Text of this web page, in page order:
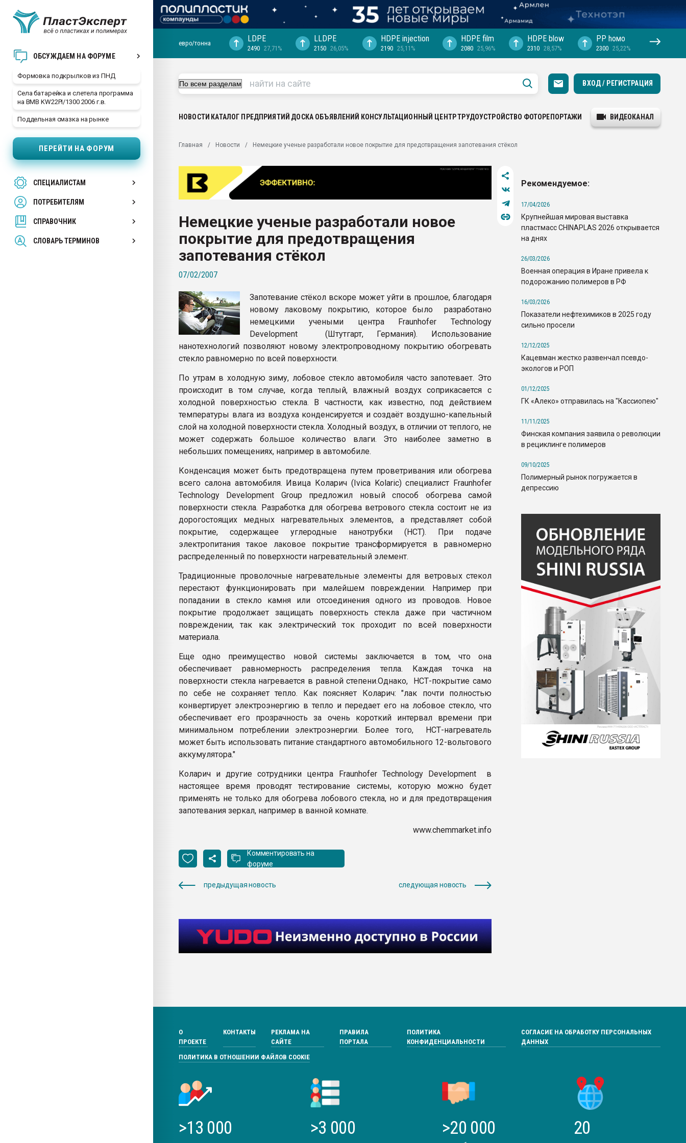
ОБСУЖДАЕМ НА ФОРУМЕ
Формовка подкрылков из ПНД
Села батарейка и слетела программа
на BMB KW22PI/1300 2006 г.в.
Поддельная смазка на рынке
ПЕРЕЙТИ НА ФОРУМ
СПЕЦИАЛИСТАМ
ПОТРЕБИТЕЛЯМ
СПРАВОЧНИК
СЛОВАРЬ ТЕРМИНОВ
29.07.2026 ФРП помог "Ижевскому
Вакуум-формовочные машины:
28.07.2026 Автоматизация выходит на
первый план в переработке
пластмасс
ситуацией на строительном рынке
Всё, что касается выдува ПЭТ
бутылок
ПЕРЕЙТИ НА ФОРУМ
евро/тонна LDPE
2490 27,71%
LLDPE
2150 26,05%
HDPE injection
2190 25,11%
HDPE film
2080 25,96%
HDPE blow
2310 28,57%
PP hомо
2300 25,22%
ВХОД / РЕГИСТРАЦИЯ
НОВОСТИ КАТАЛОГ ПРЕДПРИЯТИЙ ДОСКА ОБЪЯВЛЕНИЙ КОНСУЛЬТАЦИОННЫЙ ЦЕНТРТРУДОУСТРОЙСТВО ФОТОРЕПОРТАЖИ ВИДЕОКАНАЛ
Главная Новости Немецкие ученые разработали новое покрытие для предотвращения запотевания стёкол
Немецкие ученые разработали новое
покрытие для предотвращения
запотевания стёкол
07/02/2007
Запотевание стёкол вскоре может уйти в прошлое, благодаря
новому лаковому покрытию, которое было разработано
немецкими учеными центра Fraunhofer Technology
Development (Штутгарт, Германия). Использование
нанотехнологий позволяют новому электропроводному покрытию обогревать
стекло равномерно по всей поверхности.
По утрам в холодную зиму, лобовое стекло автомобиля часто запотевает. Это
происходит в том случае, когда теплый, влажный воздух соприкасается с
холодной поверхностью стекла. В частности, как известно, под действием
температуры влага из воздуха конденсируется и создаёт воздушно-капельный
слой на холодной поверхности стекла. Холодный воздух, в отличии от теплого, не
может содержать большое количество влаги. Это наиболее заметно в
небольших помещениях, например в автомобиле.
Конденсация может быть предотвращена путем проветривания или обогрева
всего салона автомобиля. Ивица Коларич (Ivica Kolaric) специалист Fraunhofer
Technology Development Group предложил новый способ обогрева самой
поверхности стекла. Разработка для обогрева ветрового стекла состоит не из
дорогостоящих медных нагревательных элементов, а представляет собой
покрытие, содержащее углеродные нанотрубки (НСТ). При подаче
электропитания такое лаковое покрытие трансформируется в равномерно
распределенный по поверхности нагревательный элемент.
Традиционные проволочные нагревательные элементы для ветровых стекол
перестают функционировать при малейшем повреждении. Например при
попадании в стекло камня или отсоединения одного из проводов. Новое
покрытие продолжает защищать поверхность стекла даже при частичном
повреждении, так как электрический ток проходит по всей поверхности
материала.
Еще одно преимущество новой системы заключается в том, что она
обеспечивает равномерность распределения тепла. Каждая точка на
поверхности стекла нагревается в равной степени.Однако, НСТ-покрытие само
по себе не сохраняет тепло. Как поясняет Коларич: "лак почти полностью
конвертирует электроэнергию в тепло и передает его на лобовое стекло, что
обеспечивает его прозрачность за очень короткий интервал времени при
минимальном потреблении электроэнергии. Более того, НСТ-нагреватель
может быть использовать питание стандартного автомобильного 12-вольтового
аккумулятора."
Коларич и другие сотрудники центра Fraunhofer Technology Development в
настоящее время проводят тестирование системы, которую можно будет
применять не только для обогрева лобового стекла, но и для предотвращения
запотевания зеркал, например в ванной комнате.
www.chemmarket.info
Комментировать на
форуме
предыдущая новость следующая новость
Рекомендуемое:
17/04/2026
Крупнейшая мировая выставка
пластмасс CHINAPLAS 2026 открывается
на днях
26/03/2026
Военная операция в Иране привела к
подорожанию полимеров в РФ
16/03/2026
Показатели нефтехимиков в 2025 году
сильно просели
12/12/2025
Кацевман жестко развенчал псевдо-
экологов и РОП
01/12/2025
ГК «Алеко» отправилась на "Кассиопею"
11/11/2025
Финская компания заявила о революции
в рециклинге полимеров
09/10/2025
Полимерный рынок погружается в
депрессию
О
ПРОЕКТЕ
КОНТАКТЫ
РЕКЛАМА НА
САЙТЕ
ПРАВИЛА
ПОРТАЛА
ПОЛИТИКА
КОНФИДЕНЦИАЛЬНОСТИ
СОГЛАСИЕ НА ОБРАБОТКУ ПЕРСОНАЛЬНЫХ
ДАННЫХ
ПОЛИТИКА В ОТНОШЕНИИ ФАЙЛОВ COOKIE
>13 000 >3 000 >20 000 20